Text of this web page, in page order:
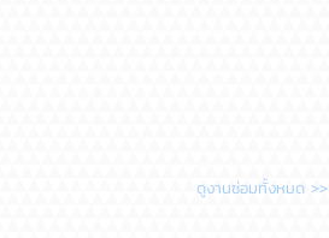
ดูงานซ่อมทั้งหมด >>